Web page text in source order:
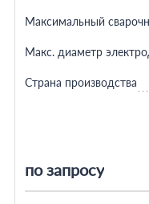
по запросу
Максимальный
Макс. диаметр
Страна производства